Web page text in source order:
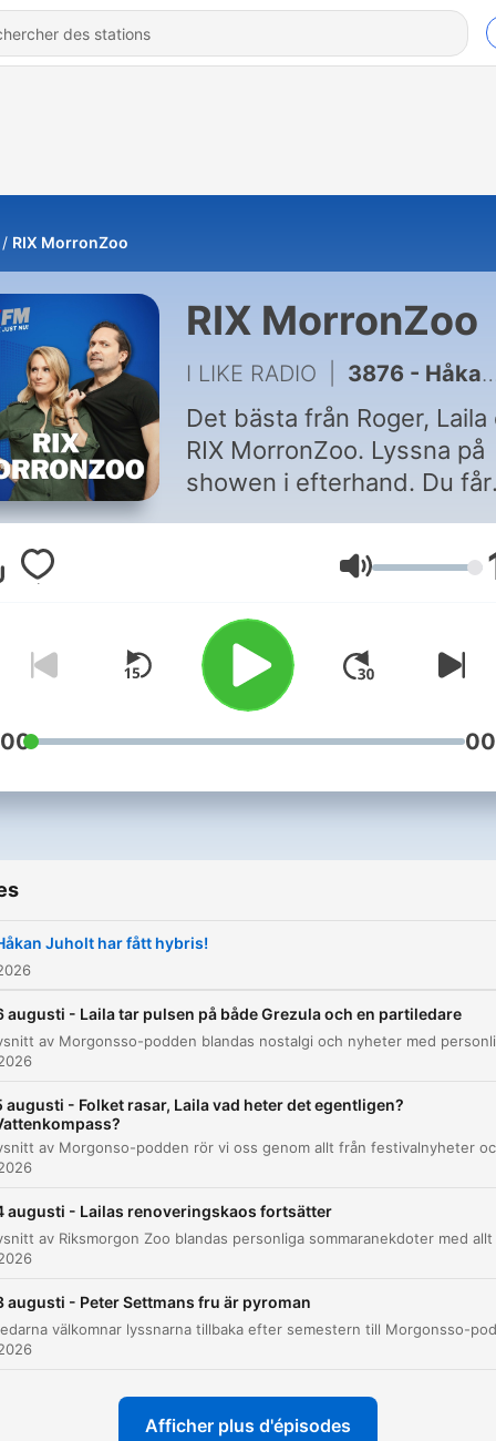
RIX MorronZoo
RIX MorronZoo
I LIKE RADIO 3876 - Håkan Juholt har fått hybris!
Det bästa från Roger, Laila
RIX MorronZoo. Lyssna på
showen i efterhand. Du får
podcasts är redigerade
sammandrag avVolume
Juholt har fått hybris!
augusti - Laila tar pulsen på både Grezula och en partiledare
augusti - Folket rasar, Laila vad heter det egentligen?
augusti - Lailas renoveringskaos fortsätter
augusti - Peter Settmans fru är pyroman
Afficher plus d'épisodes